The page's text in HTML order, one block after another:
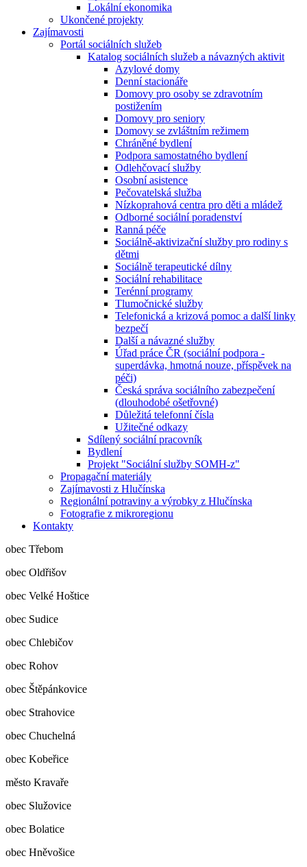
Lokální ekonomika
Ukončené projekty
Zajímavosti
Portál sociálních služeb
Katalog sociálních služeb a návazných aktivit
Azylové domy
Denní stacionáře
Domovy pro osoby se zdravotním
postižením
Domovy pro seniory
Domovy se zvláštním režimem
Chráněné bydlení
Podpora samostatného bydlení
Odlehčovací služby
Osobní asistence
Pečovatelská služba
Nízkoprahová centra pro děti a mládež
Odborné sociální poradenství
Ranná péče
Sociálně-aktivizační služby pro rodiny s
dětmi
Sociálně terapeutické dílny
Sociální rehabilitace
Terénní programy
Tlumočnické služby
Telefonická a krizová pomoc a další linky
bezpečí
Další a návazné služby
Úřad práce ČR (sociální podpora -
superdávka, hmotná nouze, příspěvek na
péči)
Česká správa sociálního zabezpečení
(dlouhodobé ošetřovné)
Důležitá telefonní čísla
Užitečné odkazy
Sdílený sociální pracovník
Bydlení
Projekt "Sociální služby SOMH-z"
Propagační materiály
Zajímavosti z Hlučínska
Regionální potraviny a výrobky z Hlučínska
Fotografie z mikroregionu
Kontakty
obec Třebom
obec Oldřišov
obec Velké Hoštice
obec Sudice
obec Chlebičov
obec Rohov
obec Štěpánkovice
obec Strahovice
obec Chuchelná
obec Kobeřice
město Kravaře
obec Služovice
obec Bolatice
obec Hněvošice